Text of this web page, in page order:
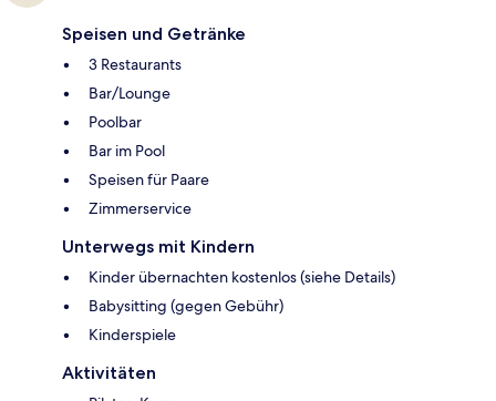
Speisen und Getränke
3 Restaurants
Bar/Lounge
Poolbar
Bar im Pool
Speisen für Paare
Zimmerservice
Unterwegs mit Kindern
Kinder übernachten kostenlos (siehe Details)
Babysitting (gegen Gebühr)
Kinderspiele
Aktivitäten